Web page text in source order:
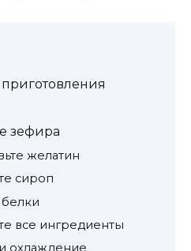
зефира
желатин
сироп
все ингредиенты
охлаждение